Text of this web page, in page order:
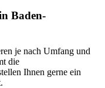
Baden-
je nach Umfang und
die
Ihnen gerne ein